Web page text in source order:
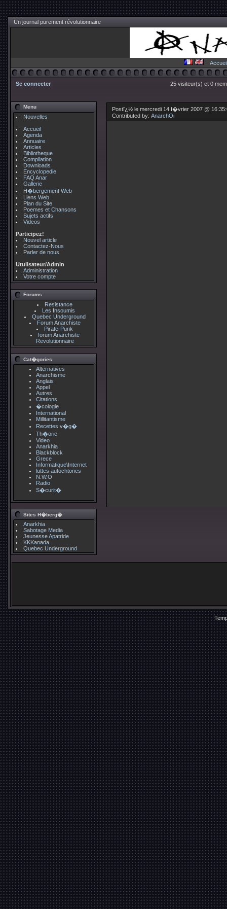
Un journal purement révolutionnaire
Accueil
Se connecter 25 visiteur(s) et 0
Menu
Nouvelles
Accueil
Agenda
Annuaire
Articles
Bibliotheque
Compilation
Downloads
Encyclopedie
FAQ Anar
Gallerie
H�bergement Web
Liens Web
Plan du Site
Poemes et Chansons
Sujets actifs
Videos
Participez!
Nouvel article
Contactez-Nous
Parler de nous
Utulisateur/Admin
Administration
Votre compte
Forums
Resistance
Les Insoumis
Quebec Underground
Forum Anarchiste
Pirate-Punk
forum Anarchiste
Revolutionnaire
Cat�gories
Alternatives
Anarchisme
Anglais
Appel
Autres
Citations
�cologie
International
Millitantisme
Recettes v�g�
Th�orie
Video
Anarkhia
Blackblock
Grece
Informatique\Internet
luttes autochtones
N.W.O
Radio
S�curit�
Sites H�berg�
Anarkhia
Sabotage Media
Jeunesse Apatride
KKKanada
Quebec Underground
Postï¿½ le mercredi 14 f�vrier 2007 @
Contributed by: AnarchOi